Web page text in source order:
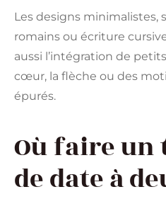
Les designs minimalistes,
romains ou écriture
aussi l’intégration de
cœur, la flèche ou des
épurés.
Où faire un
de date à